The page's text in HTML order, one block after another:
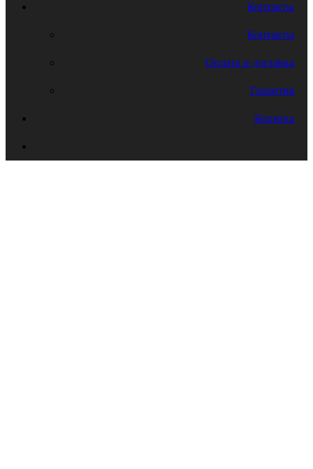
Контакты
Контакты
Оплата и доставка
Гарантия
Корзина